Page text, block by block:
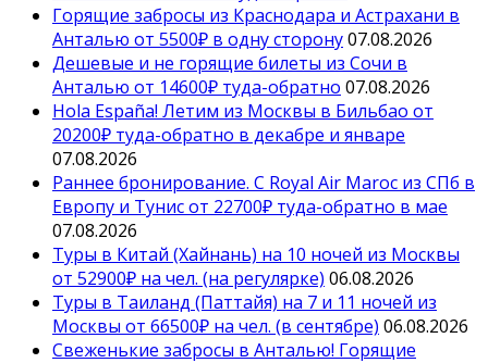
Горящие забросы из Краснодара и Астрахани в
Анталью от 5500₽ в одну сторону07.08.2026
Дешевые и не горящие билеты из Сочи в
Анталью от 14600₽ туда-обратно 07.08.2026
Hola España! Летим из Москвы в Бильбао от
20200₽ туда-обратно в декабре и январе
07.08.2026
Раннее бронирование. С Royal Air Maroc из СПб в
Европу и Тунис от 22700₽ туда-обратно в мае
07.08.2026
Туры в Китай (Хайнань) на 10 ночей из Москвы
от 52900₽ на чел. (на регулярке) 06.08.2026
Туры в Таиланд (Паттайя) на 7 и 11 ночей из
Москвы от 66500₽ на чел. (в сентябре) 06.08.2026
Свеженькие забросы в Анталью! Горящие